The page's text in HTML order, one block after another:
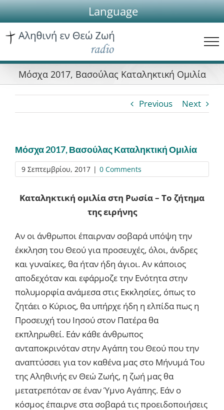
Skip
to
content
Language
Μόσχα 2017, Βασούλας Καταληκτική Ομιλία
Previous Next
Μόσχα 2017, Βασούλας Καταληκτική Ομιλία
9 Σεπτεμβρίου, 2017 | 0 Comments
Καταληκτική ομιλία στη Ρωσία – Το ζήτημα
της ειρήνης
Αν οι άνθρωποι έπαιρναν σοβαρά υπόψη την
έκκληση του Θεού για προσευχές, όλοι, άνδρες
και γυναίκες, θα ήταν ήδη άγιοι. Αν κάποιος
αποδεχόταν και εφάρμοζε την Ενότητα στην
πολυμορφία ανάμεσα στις Εκκλησίες, όπως το
ζητάει ο Κύριος, θα υπήρχε ήδη η ελπίδα πως η
Προσευχή του Ιησού στον Πατέρα θα
εκπληρωθεί. Εάν κάθε άνθρωπος
ανταποκρινόταν στην Αγάπη του Θεού που την
αναπτύσσει για τον καθένα μας στο Μήνυμά Του
της Αληθινής εν Θεώ Ζωής, η ζωή μας θα
μετατρεπόταν σε έναν Ύμνο Αγάπης. Εάν ο
κόσμος έπαιρνε στα σοβαρά τις προειδοποιήσεις